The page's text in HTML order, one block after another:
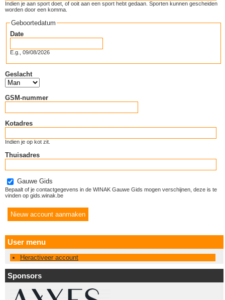
Indien je aan sport doet, of ooit aan een sport hebt gedaan. Sporten kunnen gescheiden
worden door een komma.
Geboortedatum
Date
E.g., 09/08/2026
Geslacht
GSM-nummer
Kotadres
Indien je op kot zit.
Thuisadres
Gauwe Gids
Bepaalt of je contactgegevens in de WINAK Gauwe Gids mogen verschijnen, deze is te
vinden op gids.winak.be
User menu
Heractiveer account
Sponsors